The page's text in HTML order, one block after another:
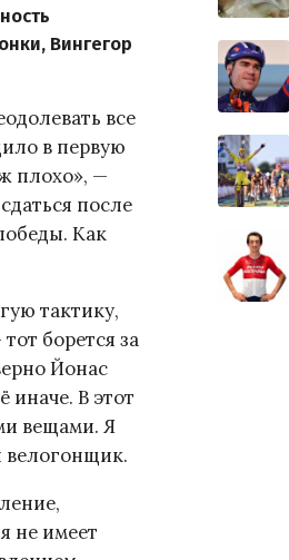
Вингегор
все
в первую
плохо», —
после
Как
тактику,
борется за
Йонас
иначе. В этот
вещами. Я
велогонщик.
не имеет